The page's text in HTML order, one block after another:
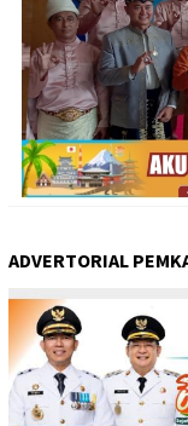
ADVERTORIAL